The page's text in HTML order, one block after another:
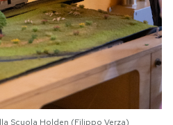
Scuola Holden (Filippo Verza)